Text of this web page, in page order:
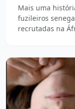
Mais uma
fuzileiros
recrutadas na